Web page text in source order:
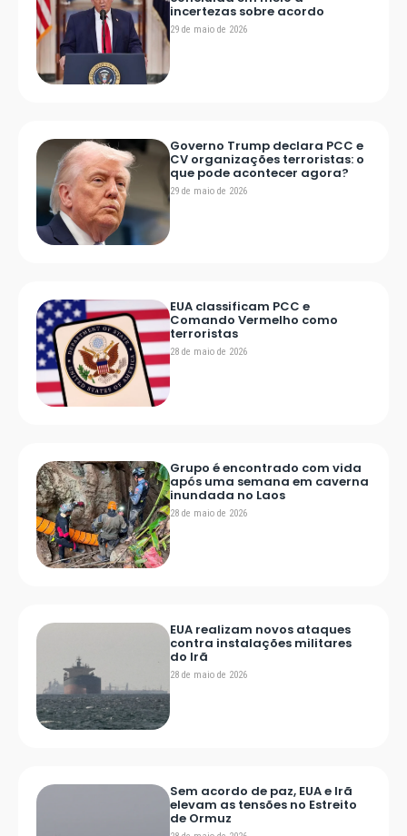
incertezas sobre acordo
29 de maio de 2026
Governo Trump declara PCC e
CV organizações terroristas: o
que pode acontecer agora?
29 de maio de 2026
EUA classificam PCC e
Comando Vermelho como
terroristas
28 de maio de 2026
Grupo é encontrado com vida
após uma semana em caverna
inundada no Laos
28 de maio de 2026
EUA realizam novos ataques
contra instalações militares
do Irã
28 de maio de 2026
Sem acordo de paz, EUA e Irã
elevam as tensões no Estreito
de Ormuz